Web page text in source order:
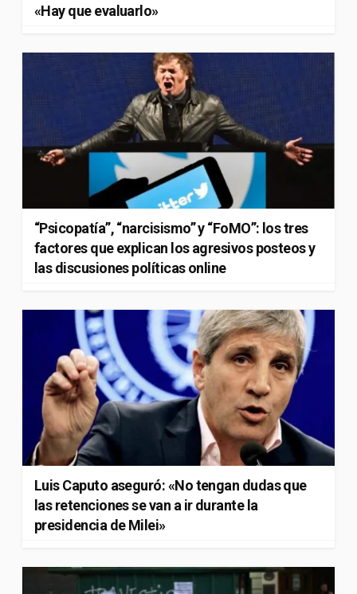
«Hay que evaluarlo»
“Psicopatía”, “narcisismo” y “FoMO”: los tres
factores que explican los agresivos posteos y
las discusiones políticas online
Luis Caputo aseguró: «No tengan dudas que
las retenciones se van a ir durante la
presidencia de Milei»